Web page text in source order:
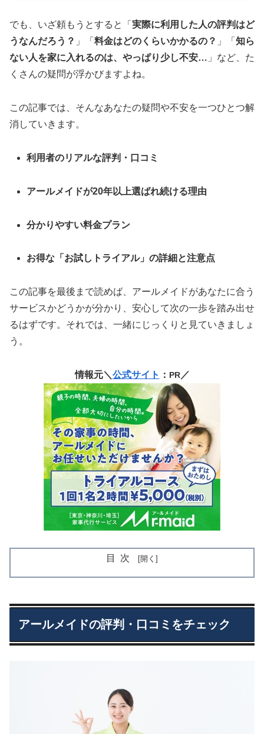
でも、いざ頼もうとすると「 実際に利用した人の評判はど
うなんだろう？ 」「 料金はどのくらいかかるの？ 」「 知ら
ない人を家に入れるのは、やっぱり少し不安… 」など、た
くさんの疑問が浮かびますよね。
この記事では、そんなあなたの疑問や不安を一つひとつ解
消していきます。
利用者のリアルな評判・口コミ
アールメイドが20年以上選ばれ続ける理由
分かりやすい料金プラン
お得な「お試しトライアル」の詳細と注意点
この記事を最後まで読めば、アールメイドがあなたに合う
サービスかどうかが分かり、安心して次の一歩を踏み出せ
るはずです。それでは、一緒にじっくりと見ていきましょ
う。
情報元＼ 公式サイト ： PR／
目次
アールメイドの評判・口コミをチェック